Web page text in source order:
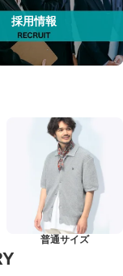
採用情報
普通サイズ